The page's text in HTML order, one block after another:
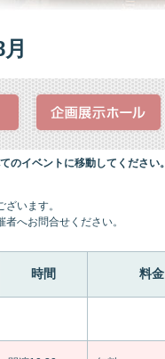
のイベントに移動してください。
います。
へお問合せください。
時間 料金